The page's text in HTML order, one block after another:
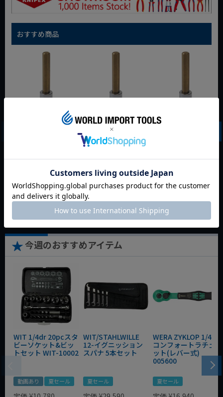
おすすめ商品
HAZET 3/8dr ヘキサ
残りわずか
カートに入れる
HAZET 3/8dr ヘキサ
ゴンソケット 8801-
11
残りわずか
カートに入れる
HAZET 3/8dr ヘキサ
残りわずか
カートに入れる
今週のおすすめアイテム
WIT 1/4dr 20pcスタ
ビーソケット&ビッ
トセット WIT-10002
動画あり 夏セール
WIT/STAHLWILLE
12-イグニッション
スパナ 5本セット
夏セール
WERA ZYKLOP 1/4"
コンフォートラチェ
ット(レバー式)
005600
夏セール